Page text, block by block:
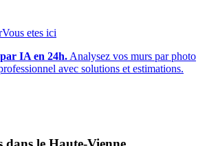
Vous etes ici
IA en 24h. Analysez vos murs par photo
avec solutions et estimations.